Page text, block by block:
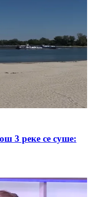
3 реке се суше: